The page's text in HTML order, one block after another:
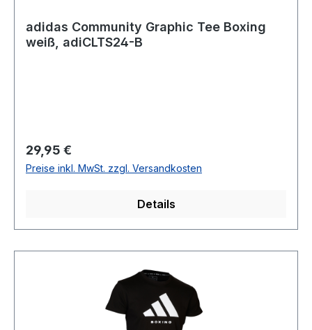
adidas Community Graphic Tee Boxing
weiß, adiCLTS24-B
Regulärer Preis:
29,95 €
Preise inkl. MwSt. zzgl. Versandkosten
Details